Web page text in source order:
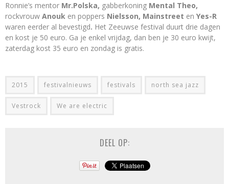
Ronnie’s mentor Mr.Polska, gabberkoning Mental Theo,
rockvrouw Anouk en poppers Nielsson, Mainstreet en Yes-R
waren eerder al bevestigd. Het Zeeuwse festival duurt drie dagen
en kost je 50 euro. Ga je enkel vrijdag, dan ben je 30 euro kwijt,
zaterdag kost 35 euro en zondag is gratis.
2015 festivalnieuws festivals north sea jazz
Vestrock We are electric
DEEL OP: